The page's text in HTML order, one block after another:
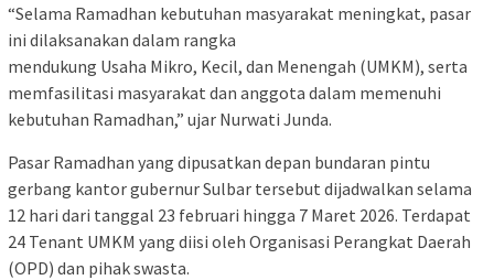
“Selama Ramadhan kebutuhan masyarakat meningkat, pasar
ini dilaksanakan dalam rangka
mendukung Usaha Mikro, Kecil, dan Menengah (UMKM), serta
memfasilitasi masyarakat dan anggota dalam memenuhi
kebutuhan Ramadhan,” ujar Nurwati Junda.
Pasar Ramadhan yang dipusatkan depan bundaran pintu
gerbang kantor gubernur Sulbar tersebut dijadwalkan selama
12 hari dari tanggal 23 februari hingga 7 Maret 2026. Terdapat
24 Tenant UMKM yang diisi oleh Organisasi Perangkat Daerah
(OPD) dan pihak swasta.